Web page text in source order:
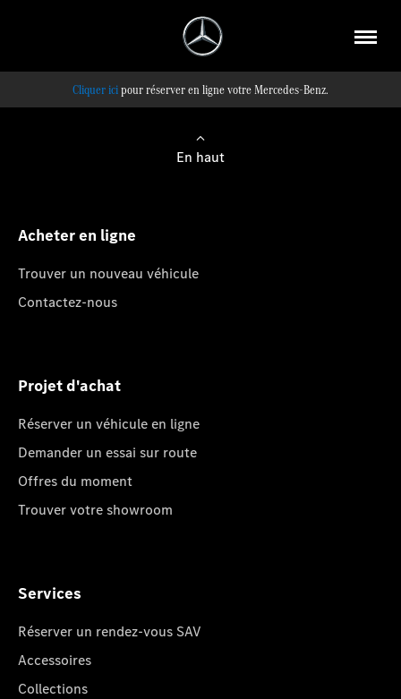
pour réserver en ligne votre Mercedes-Benz.
En haut
Acheter en ligne
Trouver un nouveau véhicule
Contactez-nous
Projet d'achat
Réserver un véhicule en ligne
Demander un essai sur route
Offres du moment
Trouver votre showroom
Services
Réserver un rendez-vous SAV
Accessoires
Collections